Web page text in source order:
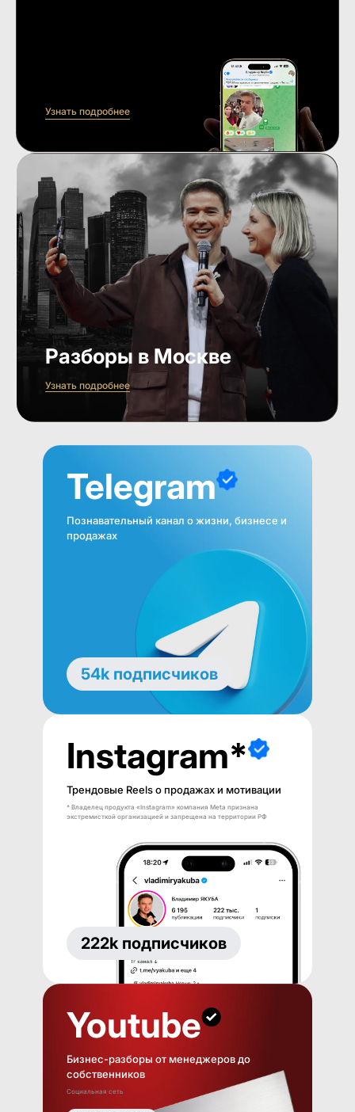
Узнать подробнее
Разборы в Москве
Узнать подробнее
Telegram
Познавательный канал о жизни, бизнесе и
продажах
54k подписчиков
Instagram*
Трендовые Reels о продажах и мотивации
* Владелец продукта «Instagram» компания Meta признана
экстремисткой организацией и запрещена на территории РФ
222k подписчиков
Youtube
Бизнес-разборы от менеджеров до
собственников
Социальная сеть